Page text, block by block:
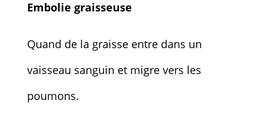
Embolie graisseuse
Quand de la graisse entre dans un
vaisseau sanguin et migre vers les
poumons.